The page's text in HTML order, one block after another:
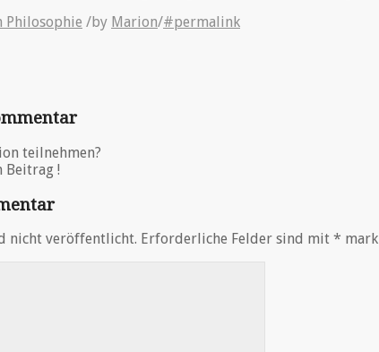
Philosophie /by Marion/#permalink
teilnehmen?
Beitrag !
nicht veröffentlicht. Erforderliche Felder sind mit *